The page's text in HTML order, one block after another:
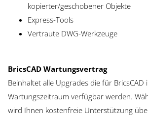
kopierter/geschobener Objekte
Express-Tools
Vertraute DWG-Werkzeuge
BricsCAD Wartungsvertrag
Beinhaltet alle Upgrades die für BricsCAD
Wartungszeitraum verfügbar werden.
wird Ihnen kostenfreie Unterstützung